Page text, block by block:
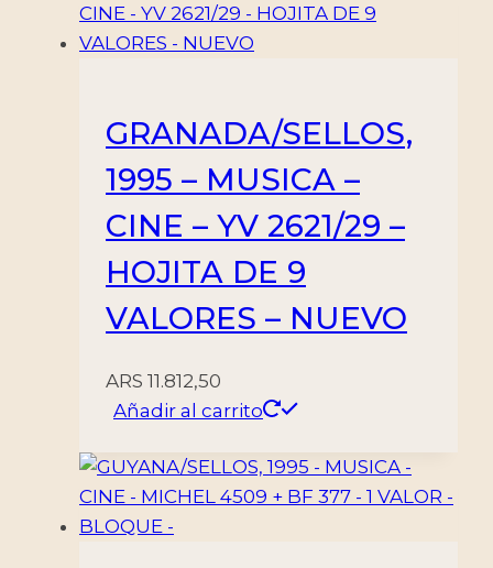
NUEVO
GRANADA/SELLOS,
1995 – MUSICA –
CINE – YV 2621/29 –
HOJITA DE 9
VALORES – NUEVO
ARS 11.812,50
Añadir al carrito